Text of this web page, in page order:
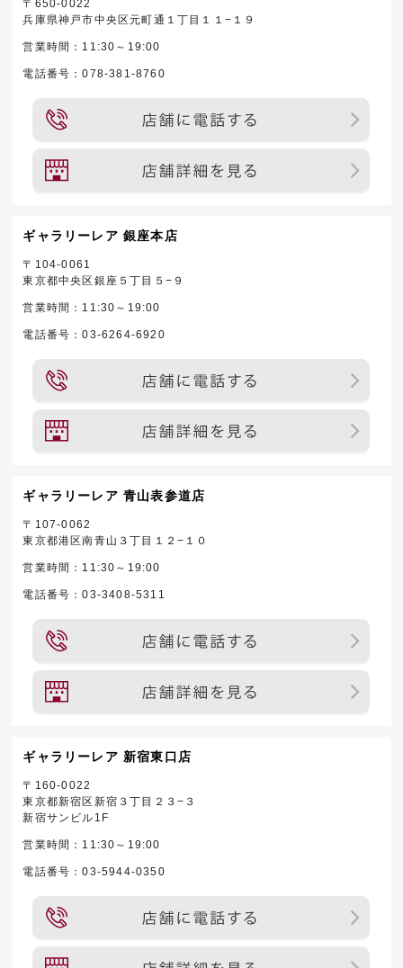
〒650-0022
兵庫県神戸市中央区元町通１丁目１１−１９
営業時間：11:30～19:00
電話番号：078-381-8760
ギャラリーレア 銀座本店
〒104-0061
東京都中央区銀座５丁目５−９
営業時間：11:30～19:00
電話番号：03-6264-6920
ギャラリーレア 青山表参道店
〒107-0062
東京都港区南青山３丁目１２−１０
営業時間：11:30～19:00
電話番号：03-3408-5311
ギャラリーレア 新宿東口店
〒160-0022
東京都新宿区新宿３丁目２３−３
新宿サンビル1F
営業時間：11:30～19:00
電話番号：03-5944-0350